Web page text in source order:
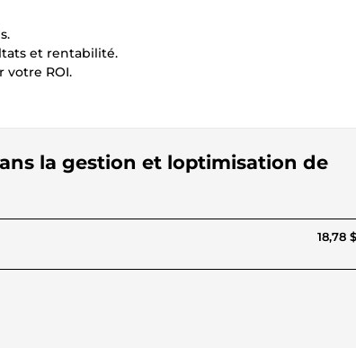
et rentabilité.
votre ROI.
la gestion et loptimisation de
18,78